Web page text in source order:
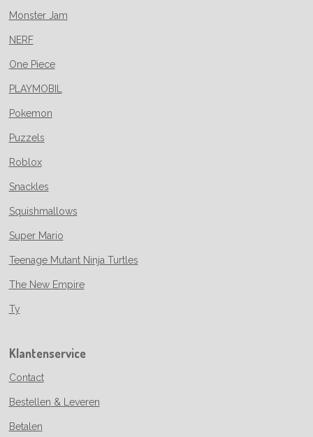
Monster Jam
NERF
One Piece
PLAYMOBIL
Pokemon
Puzzels
Roblox
Snackles
Squishmallows
Super Mario
Teenage Mutant Ninja Turtles
The New Empire
Ty
Klantenservice
Contact
Bestellen & Leveren
Betalen